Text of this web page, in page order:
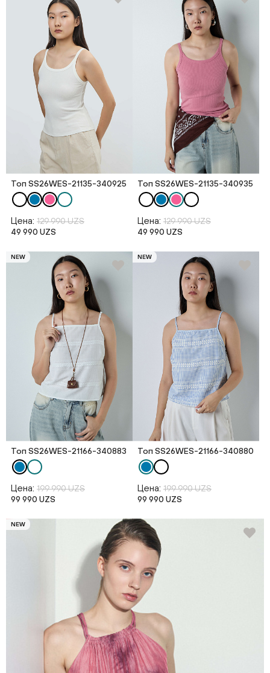
Топ SS26WES-21135-340925
Цена: 129 990 UZS
49 990 UZS
Топ SS26WES-21135-340935
Цена: 129 990 UZS
49 990 UZS
NEW
Топ SS26WES-21166-340883
Цена: 199 990 UZS
99 990 UZS
NEW
Топ SS26WES-21166-340880
Цена: 199 990 UZS
99 990 UZS
NEW